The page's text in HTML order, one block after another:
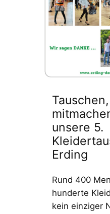
unsere 5.
Erding
Rund 400
hunderte
kein einziger